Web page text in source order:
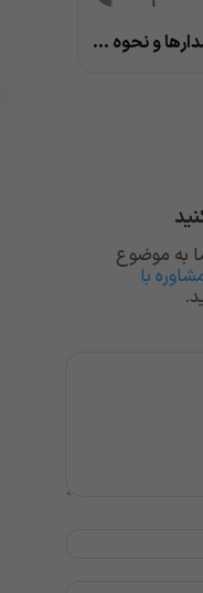
عوارض داروی سلکسیب؛ هشدارها و نحوه مصرف
به موضوع
با